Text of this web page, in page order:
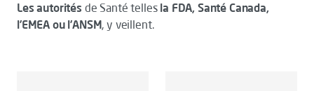
Les autorités de Santé telles la FDA, Santé Canada,
l’EMEA ou l’ANSM, y veillent.